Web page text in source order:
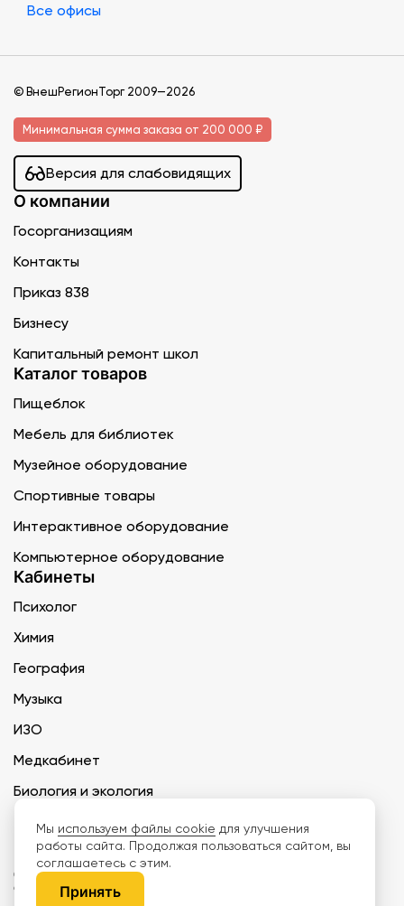
Все офисы
© ВнешРегионТорг 2009—2026
Минимальная сумма заказа от 200 000 ₽
Версия для слабовидящих
О компании
Госорганизациям
Контакты
Приказ 838
Бизнесу
Капитальный ремонт школ
Каталог товаров
Пищеблок
Мебель для библиотек
Музейное оборудование
Спортивные товары
Интерактивное оборудование
Компьютерное оборудование
Кабинеты
Психолог
Химия
География
Музыка
ИЗО
Медкабинет
Биология и экология
Технология
ООО «Дети наше будущее» ИНН 6671165273 ОГРН 1216600030250 КПП
667101001 БИК 046577674
Мы используем файлы cookie для улучшения
работы сайта. Продолжая пользоваться сайтом, вы
соглашаетесь с этим.
Принять